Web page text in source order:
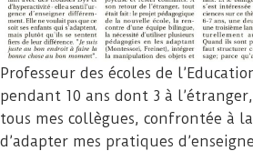
Professeur des écoles de
pendant 10 ans dont 3 à
tous mes collègues, confrontée à
d’adapter mes pratiques